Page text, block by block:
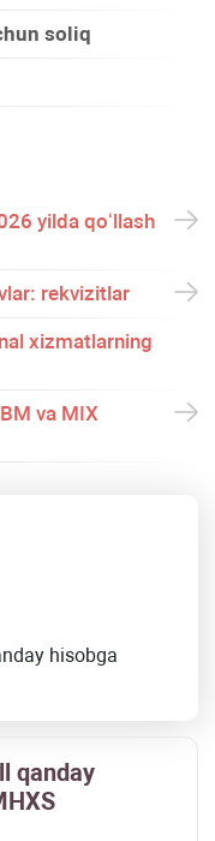
soliq
yilda qoʻllash
rekvizitlar
хizmatlarning
va MIX
hisobga
qanday